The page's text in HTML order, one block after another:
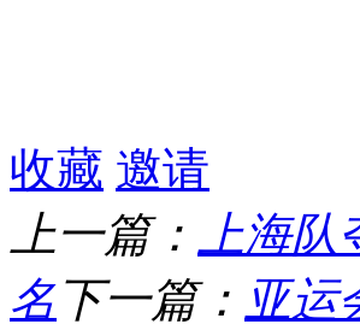
收藏 邀请
上一篇：
上海
名下一篇： 亚运